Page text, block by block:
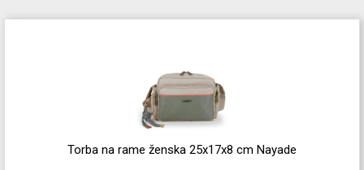
Torba na rame ženska 25x17x8 cm Nayade